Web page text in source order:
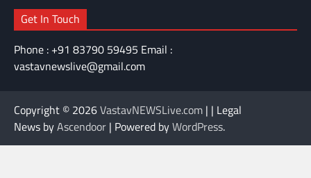
Get In Touch
Phone : +91 83790 59495 Email :
vastavnewslive@gmail.com
Copyright © 2026VastavNEWSLive.com | | Legal
News byAscendoor | Powered byWordPress.